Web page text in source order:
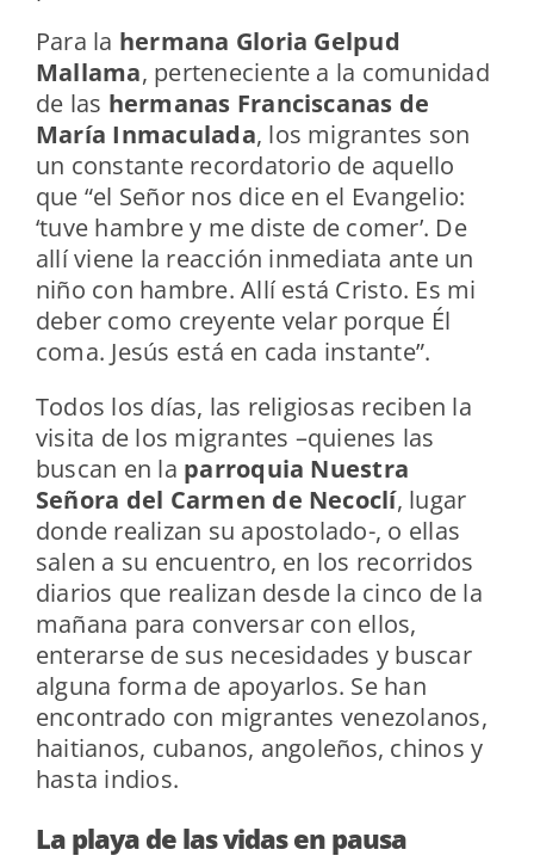
Para la hermana Gloria Gelpud
Mallama, perteneciente a la comunidad
de las hermanas Franciscanas de
María Inmaculada, los migrantes son
un constante recordatorio de aquello
que “el Señor nos dice en el Evangelio:
‘tuve hambre y me diste de comer’. De
allí viene la reacción inmediata ante un
niño con hambre. Allí está Cristo. Es mi
deber como creyente velar porque Él
coma. Jesús está en cada instante”.
Todos los días, las religiosas reciben la
visita de los migrantes –quienes las
buscan en la parroquia Nuestra
Señora del Carmen de Necoclí, lugar
donde realizan su apostolado-, o ellas
salen a su encuentro, en los recorridos
diarios que realizan desde la cinco de la
mañana para conversar con ellos,
enterarse de sus necesidades y buscar
alguna forma de apoyarlos. Se han
encontrado con migrantes venezolanos,
haitianos, cubanos, angoleños, chinos y
hasta indios.
La playa de las vidas en pausa